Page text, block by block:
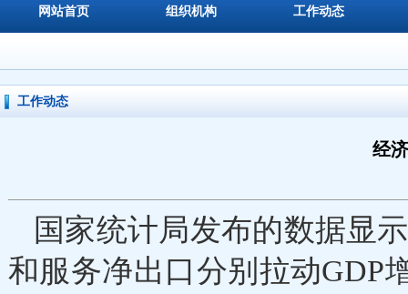
网站首页 组织机构 工作动态
工作动态
经
国家统计局发布的数据显
和服务净出口分别拉动GDP